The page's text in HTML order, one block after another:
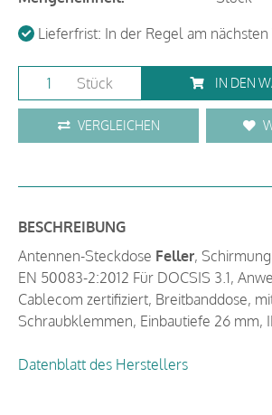
Lieferfrist: In der Regel am
Stück IN DEN
VERGLEICHEN
BESCHREIBUNG
Antennen-Steckdose Feller,
EN 50083-2:2012 Für DOCSIS 3.1,
Cablecom zertifiziert, Breitbanddose,
Schraubklemmen, Einbautiefe 26 mm,
Datenblatt des Herstellers